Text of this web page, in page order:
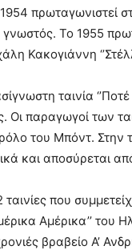
1954 πρωταγωνιστεί
γνωστός. Το 1955
Κακογιάννη
ταινία
Οι παραγωγοί των
του Μπόντ. Στην
και αποσύρεται
που
Αμέρικα’’ του
βραβείο Α’